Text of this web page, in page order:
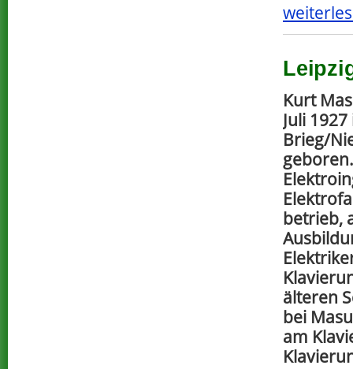
Kurt
Juli 1927
Brieg/
betrieb,
älteren
bei
am